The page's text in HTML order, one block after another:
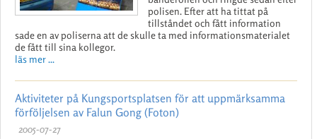
polisen. Efter att ha tittat på
tillståndet och fått information
sade en av poliserna att de skulle ta med informationsmaterialet
de fått till sina kollegor.
läs mer ...
Aktiviteter på Kungsportsplatsen för att uppmärksamma
förföljelsen av Falun Gong (Foton)
2005-07-27